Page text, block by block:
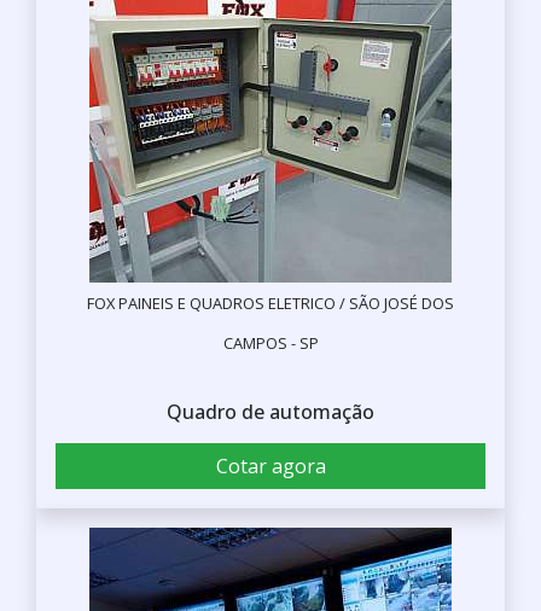
FOX PAINEIS E QUADROS ELETRICO / SÃO JOSÉ DOS
CAMPOS - SP
Quadro de automação
Cotar agora